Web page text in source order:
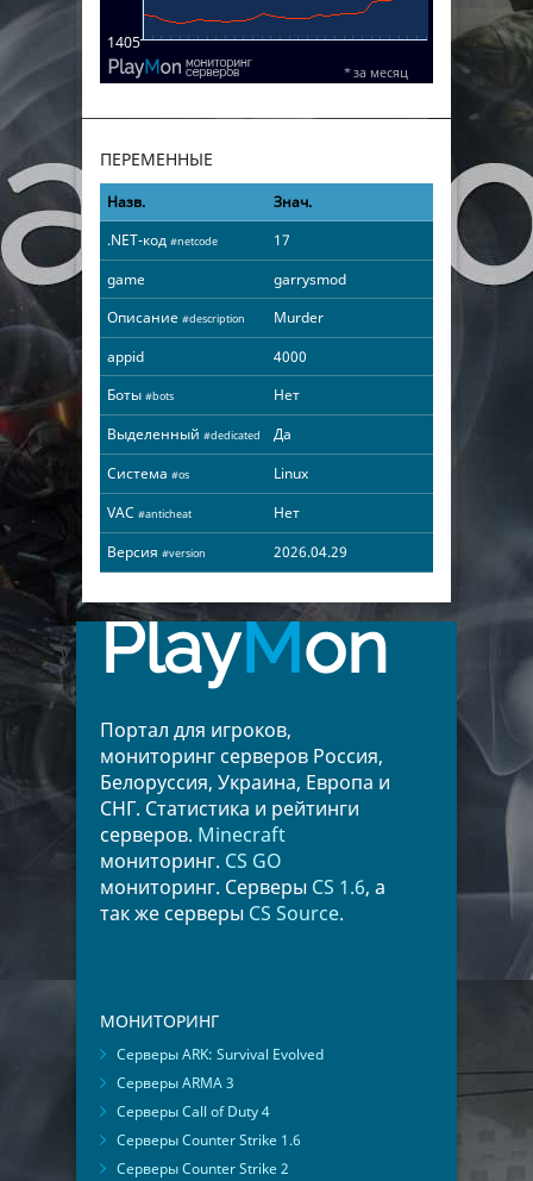
ПЕРЕМЕННЫЕ
Назв.
Знач.
.NET-код #netcode
17
game
garrysmod
Описание #description
Murder
appid
4000
Боты #bots
Нет
Выделенный #dedicated
Да
Система #os
Linux
VAC #anticheat
Нет
Версия #version 2026.04.29
PlayMon
Портал для игроков,
мониторинг серверов Россия,
Белоруссия, Украина, Европа и
СНГ. Статистика и рейтинги
серверов. Minecraft
мониторинг. CS GO
мониторинг. Серверы CS 1.6, а
так же серверы CS Source.
МОНИТОРИНГ
Серверы ARK: Survival Evolved
Серверы ARMA 3
Серверы Call of Duty 4
Серверы Counter Strike 1.6
Серверы Counter Strike 2